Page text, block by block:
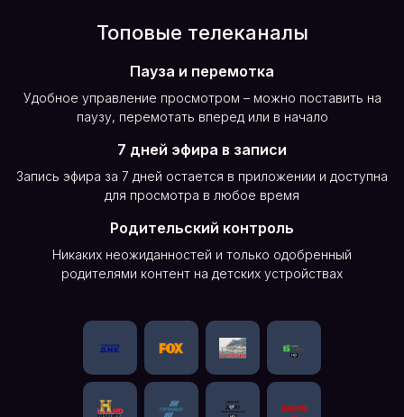
Топовые телеканалы
Пауза и перемотка
Удобное управление просмотром – можно поставить на
паузу, перемотать вперед или в начало
7 дней эфира в записи
Запись эфира за 7 дней остается в приложении и доступна
для просмотра в любое время
Родительский контроль
Никаких неожиданностей и только одобренный
родителями контент на детских устройствах